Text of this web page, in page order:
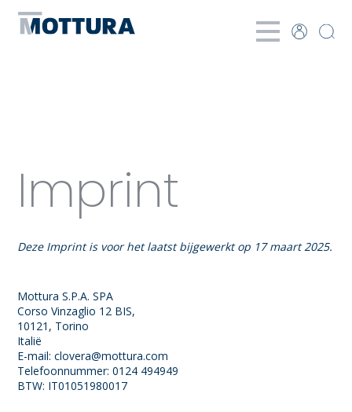
Imprint
Deze Imprint is voor het laatst bijgewerkt op 17 maart 2025.
Mottura S.P.A. SPA
Corso Vinzaglio 12 BIS,
10121, Torino
Italië
E-mail:clovera@mottura.com
Telefoonnummer: 0124 494949
BTW: IT01051980017